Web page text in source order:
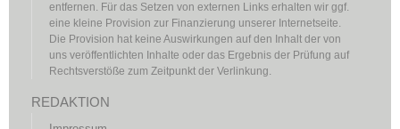
entfernen. Für das Setzen von externen Links erhalten wir ggf.
eine kleine Provision zur Finanzierung unserer Internetseite.
Die Provision hat keine Auswirkungen auf den Inhalt der von
uns veröffentlichten Inhalte oder das Ergebnis der Prüfung auf
Rechtsverstöße zum Zeitpunkt der Verlinkung.
REDAKTION